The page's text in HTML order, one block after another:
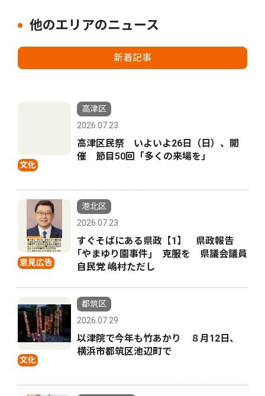
他のエリアのニュース
新着記事
文化
高津区
2026.07.23
高津区民祭 いよいよ26日（日）、開
催 節目50回「多くの来場を」
意見広告
港北区
2026.07.23
すぐそばにある県政【1】 県政報告
｢やまゆり園事件｣ 克服を 県議会議員
自民党 嶋村ただし
文化
都筑区
2026.07.29
以津院で今年も竹あかり ８月12日、
横浜市都筑区池辺町で